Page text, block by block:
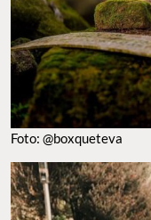
Foto: @boxqueteva